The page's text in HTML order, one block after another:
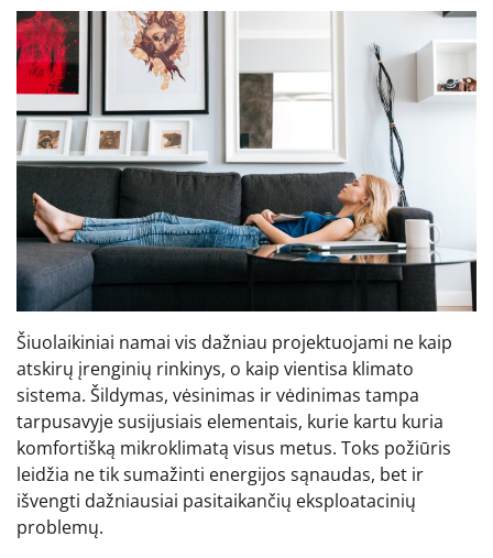
Šiuolaikiniai namai vis dažniau projektuojami ne kaip
atskirų įrenginių rinkinys, o kaip vientisa klimato
sistema. Šildymas, vėsinimas ir vėdinimas tampa
tarpusavyje susijusiais elementais, kurie kartu kuria
komfortišką mikroklimatą visus metus. Toks požiūris
leidžia ne tik sumažinti energijos sąnaudas, bet ir
išvengti dažniausiai pasitaikančių eksploatacinių
problemų.